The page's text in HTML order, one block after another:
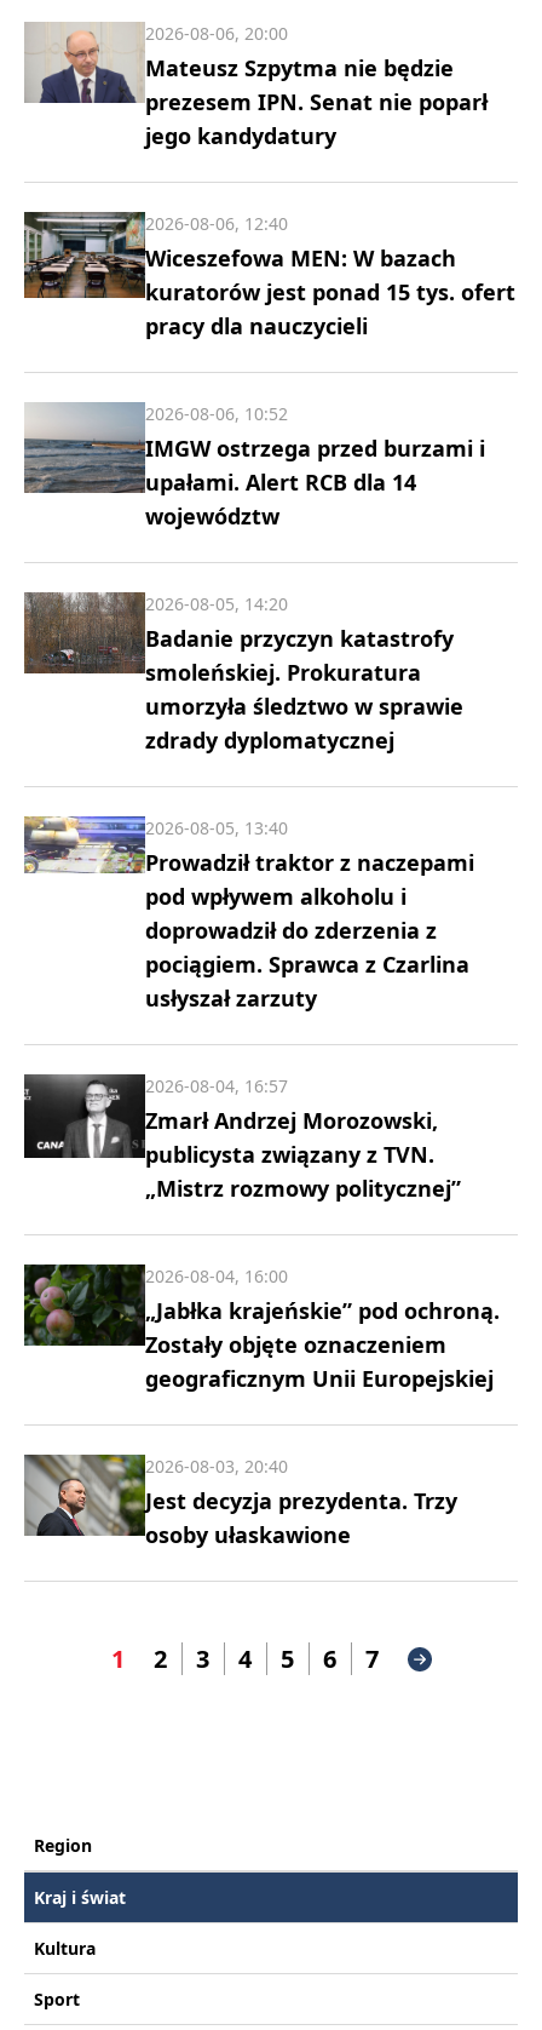
Mateusz Szpytma nie będzie
prezesem IPN. Senat nie poparł
jego kandydatury
2026-08-06, 20:00
Wiceszefowa MEN: W bazach
kuratorów jest ponad 15 tys. ofert
pracy dla nauczycieli
2026-08-06, 12:40
IMGW ostrzega przed burzami i
upałami. Alert RCB dla 14
województw
2026-08-06, 10:52
Badanie przyczyn katastrofy
smoleńskiej. Prokuratura
umorzyła śledztwo w sprawie
zdrady dyplomatycznej
2026-08-05, 14:20
Prowadził traktor z naczepami
pod wpływem alkoholu i
doprowadził do zderzenia z
pociągiem. Sprawca z Czarlina
usłyszał zarzuty
2026-08-05, 13:40
Zmarł Andrzej Morozowski,
publicysta związany z TVN.
„Mistrz rozmowy politycznej”
2026-08-04, 16:57
„Jabłka krajeńskie” pod ochroną.
Zostały objęte oznaczeniem
geograficznym Unii Europejskiej
2026-08-04, 16:00
Jest decyzja prezydenta. Trzy
osoby ułaskawione
2026-08-03, 20:40
1 2 3 4 5 6 7
Region
Kraj i świat
Kultura
Sport